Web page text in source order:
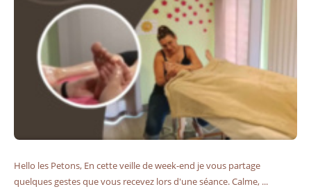
Hello les Petons, En cette veille de week-end je vous partage
quelques gestes que vous recevez lors d'une séance. Calme, ...